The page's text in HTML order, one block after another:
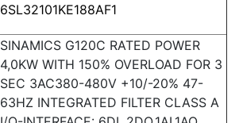
6SL32101KE188AF1
SINAMICS G120C RATED POWER
4,0KW WITH 150% OVERLOAD FOR 3
SEC 3AC380-480V +10/-20% 47-
63HZ INTEGRATED FILTER CLASS A